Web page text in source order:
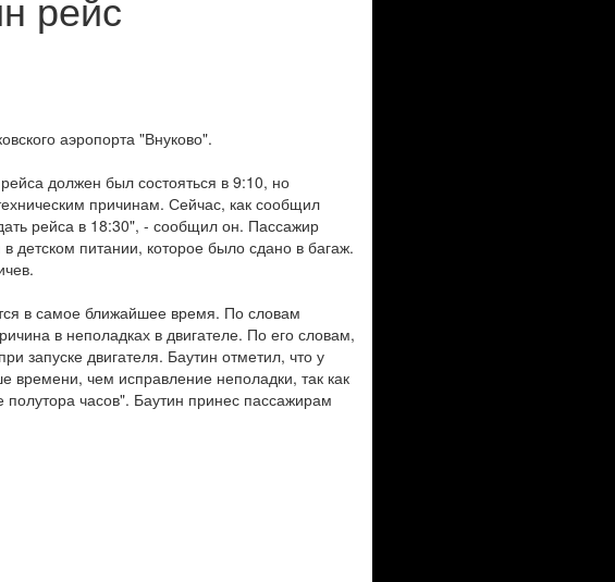
аэропорта "Внуково".
должен был состояться в 9:10, но
причинам. Сейчас, как сообщил
рейса в 18:30", - сообщил он. Пассажир
детском питании, которое было сдано в багаж.
в самое ближайшее время. По словам
в неполадках в двигателе. По его словам,
запуске двигателя. Баутин отметил, что у
времени, чем исправление неполадки, так как
часов". Баутин принес пассажирам